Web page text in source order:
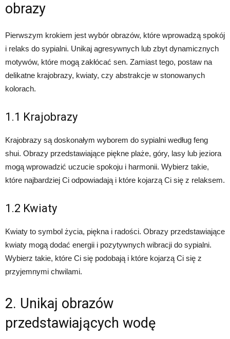
obrazy
Pierwszym krokiem jest wybór obrazów, które wprowadzą spokój
i relaks do sypialni. Unikaj agresywnych lub zbyt dynamicznych
motywów, które mogą zakłócać sen. Zamiast tego, postaw na
delikatne krajobrazy, kwiaty, czy abstrakcje w stonowanych
kolorach.
1.1 Krajobrazy
Krajobrazy są doskonałym wyborem do sypialni według feng
shui. Obrazy przedstawiające piękne plaże, góry, lasy lub jeziora
mogą wprowadzić uczucie spokoju i harmonii. Wybierz takie,
które najbardziej Ci odpowiadają i które kojarzą Ci się z relaksem.
1.2 Kwiaty
Kwiaty to symbol życia, piękna i radości. Obrazy przedstawiające
kwiaty mogą dodać energii i pozytywnych wibracji do sypialni.
Wybierz takie, które Ci się podobają i które kojarzą Ci się z
przyjemnymi chwilami.
2. Unikaj obrazów
przedstawiających wodę